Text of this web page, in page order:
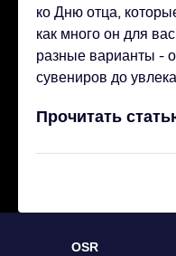
ко Дню отца,
как много он для
разные варианты -
сувениров до
Прочитать
OSR